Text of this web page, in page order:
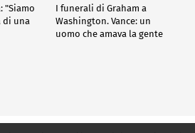
"Siamo
di una
I funerali di Graham a
Washington. Vance: un
uomo che amava la gente